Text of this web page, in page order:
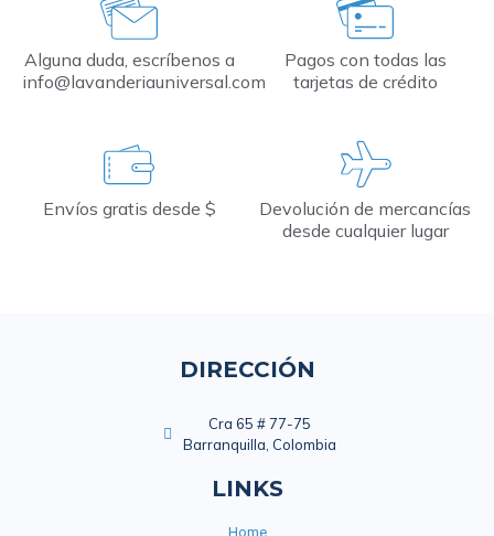
Alguna duda, escríbenos a
info@lavanderiauniversal.com
Pagos con todas las
tarjetas de crédito
Envíos gratis desde $
Devolución de mercancías
desde cualquier lugar
DIRECCIÓN
Cra 65 # 77-75
Barranquilla, Colombia
LINKS
Home